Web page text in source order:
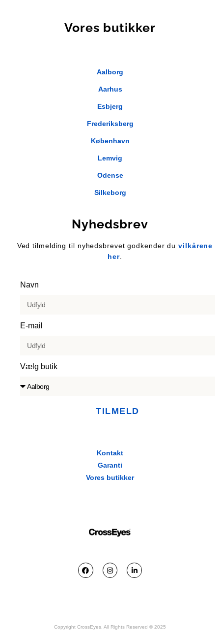
Vores butikker
Aalborg
Aarhus
Esbjerg
Frederiksberg
København
Lemvig
Odense
Silkeborg
Nyhedsbrev
Ved tilmelding til nyhedsbrevet godkender duvilkårene
her.
Navn
E-mail
Vælg butik
TILMELD
Kontakt
Garanti
Vores butikker
Copyright CrossEyes. All Rights Reserved © 2025